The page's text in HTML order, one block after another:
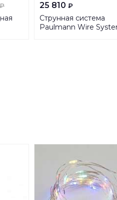
₽ 25 810 ₽
Струнная система
Paulmann Wire